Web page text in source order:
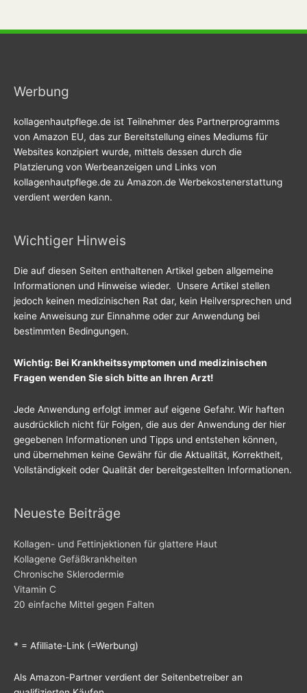
Werbung
kollagenhautpflege.de ist Teilnehmer des Partnerprogramms
von Amazon EU, das zur Bereitstellung eines Mediums für
Websites konzipiert wurde, mittels dessen durch die
Platzierung von Werbeanzeigen und Links von
kollagenhautpflege.de zu Amazon.de Werbekostenerstattung
verdient werden kann.
Wichtiger Hinweis
Die auf diesen Seiten enthaltenen Artikel geben allgemeine
Informationen und Hinweise wieder. Unsere Artikel stellen
jedoch keinen medizinischen Rat dar, kein Heilversprechen und
keine Anweisung zur Einnahme oder zur Anwendung bei
bestimmten Bedingungen.
Wichtig: Bei Krankheitssymptomen und medizinischen
Fragen wenden Sie sich bitte an Ihren Arzt!
Jede Anwendung erfolgt immer auf eigene Gefahr. Wir haften
ausdrücklich nicht für Folgen, die aus der Anwendung der hier
gegebenen Informationen und Tipps und entstehen können,
und übernehmen keine Gewähr für die Aktualität, Korrektheit,
Vollständigkeit oder Qualität der bereitgestellten Informationen.
Neueste Beiträge
Kollagen- und Fettinjektionen für glattere Haut
Kollagene Gefäßkrankheiten
Chronische Sklerodermie
Vitamin C
20 einfache Mittel gegen Falten
* = Afilliate-Link (=Werbung)
Als Amazon-Partner verdient der Seitenbetreiber an